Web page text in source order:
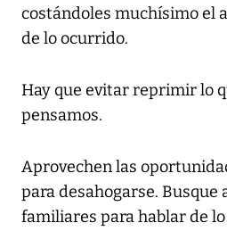
costándoles muchísimo el
de lo ocurrido.
Hay que evitar reprimir lo
pensamos.
Aprovechen las
para desahogarse. Busque
familiares para hablar de